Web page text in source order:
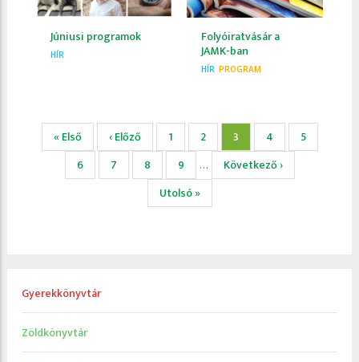
Júniusi programok
HÍR
Folyóiratvásár a
JAMK-ban
HÍR PROGRAM
Oldalszámozás
Első
oldal
« Első
Előző
oldal
‹ Előző Page
1 Page
2
Jelenlegi
oldal
3 Page
4 Page
5
Page
6 Page
7 Page
8 Page
9 …
Következő
oldal
Következő ›
Utolsó
oldal
Utolsó »
Gyerekkönyvtár
Zöldkönyvtár